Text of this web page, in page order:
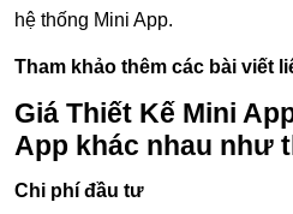
hệ thống Mini App.
Tham khảo thêm các bài viết
Giá Thiết Kế Mini
App khác nhau như
Chi phí đầu tư